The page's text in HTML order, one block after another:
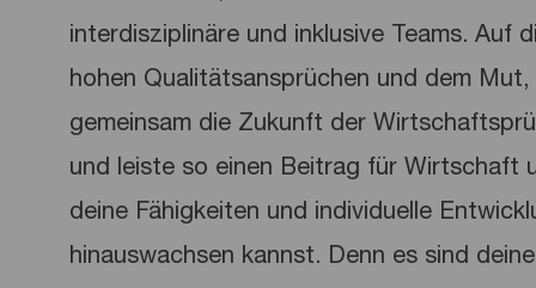
interdisziplinäre und inklusive Teams. Auf
hohen Qualitätsansprüchen und dem
gemeinsam die Zukunft der
und leiste so einen Beitrag für Wirtschaft
deine Fähigkeiten und individuelle
hinauswachsen kannst. Denn es sind